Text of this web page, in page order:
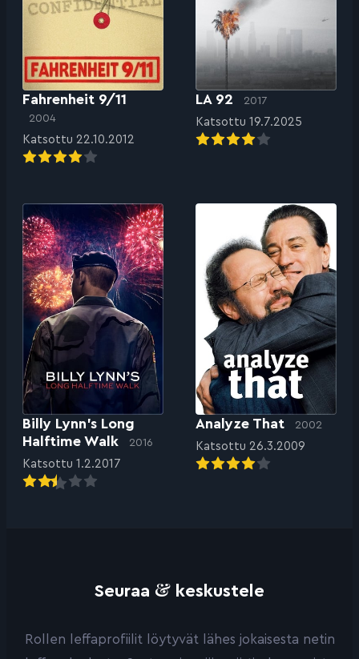
Fahrenheit 9/11
2004
Katsottu 22.10.2012
LA 92 2017
Katsottu 19.7.2025
Billy Lynn’s Long
Halftime Walk
2016
Katsottu 1.2.2017
Analyze That 2002
Katsottu 26.3.2009
Seuraa & keskustele
Rollen leffaprofiilit löytyvät lähes jokaisesta netin